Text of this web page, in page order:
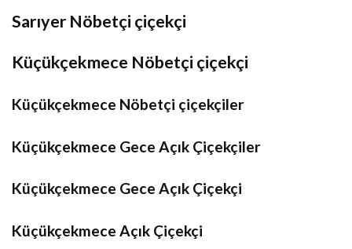
Sarıyer Nöbetçi çiçekçi
Küçükçekmece Nöbetçi çiçekçi
Küçükçekmece Nöbetçi çiçekçiler
Küçükçekmece Gece Açık Çiçekçiler
Küçükçekmece Gece Açık Çiçekçi
Küçükçekmece Açık Çiçekçi